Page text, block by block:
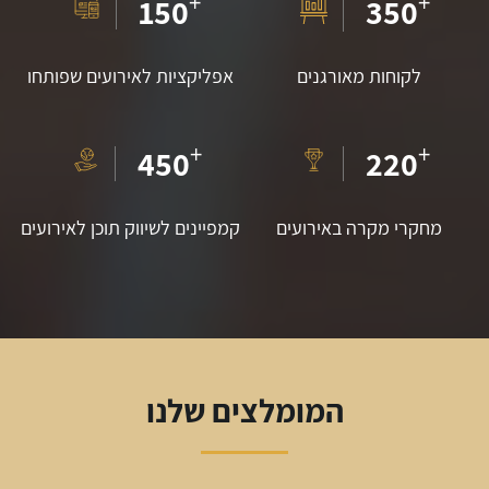
ציר הזמן לאירוע הוא גם גורם חשוב. ככל שיש לך יותר זמן לתכנון, כן
350
לקוחות מאורגנים
150
אפליקציות לאירועים שפותחו
220+
מחקרי מקרה באירועים
450+
קמפיינים לשיווק תוכן לאירועים
המומלצים שלנו